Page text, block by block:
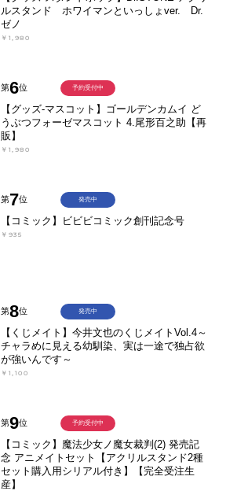
ルスタンド ホワイマンといっしょver. Dr.
ゼノ
￥1,980
第6位
【グッズ-マスコット】ゴールデンカムイ ど
うぶつフォーゼマスコット 4.尾形百之助【再
販】
￥1,980
予約受付中
第7位
【コミック】ビビビコミック創刊記念号
￥935
発売中
第8位
【くじメイト】今井文也のくじメイトVol.4～
チャラめに見える幼馴染、実は一途で独占欲
が強いんです～
￥1,100
発売中
第9位
【コミック】魔法少女ノ魔女裁判(2) 発売記
念 アニメイトセット【アクリルスタンド2種
セット購入用シリアル付き】【完全受注生
産】
予約受付中